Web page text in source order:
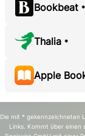
Bookbeat *
Thalia *
Apple
Die mit * gekennzeichneten
Links. Kommt über einen